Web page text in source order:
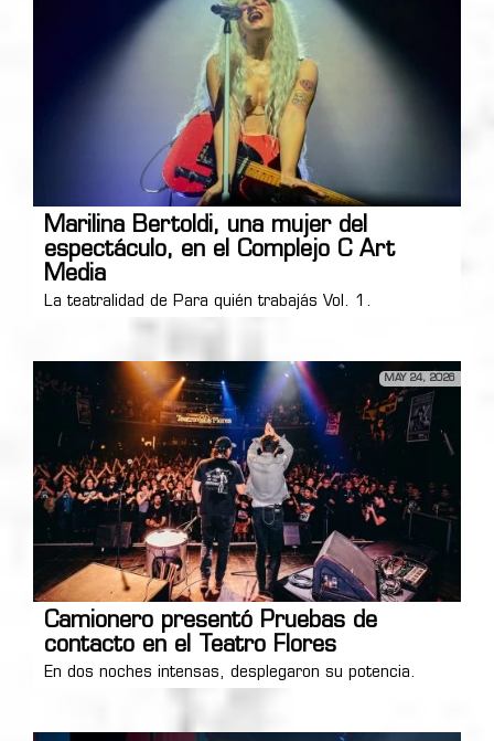
Marilina Bertoldi, una mujer del
espectáculo, en el Complejo C Art
Media
La teatralidad de Para quién trabajás Vol. 1.
MAY 24, 2026
Camionero presentó Pruebas de
contacto en el Teatro Flores
En dos noches intensas, desplegaron su potencia.